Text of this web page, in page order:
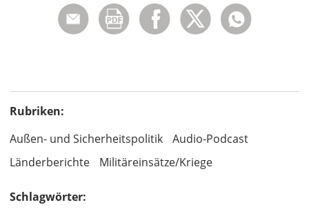
Rubriken:
Außen- und Sicherheitspolitik
Audio-Podcast
Länderberichte
Militäreinsätze/Kriege
Schlagwörter: